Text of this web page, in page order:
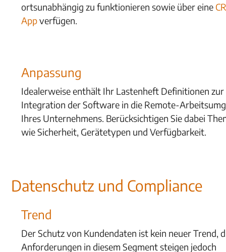
ortsunabhängig zu funktionieren sowie über eine
Appverfügen.
Anpassung
Idealerweise enthält Ihr Lastenheft Definitionen zur
Integration der Software in die Remote-
Ihres Unternehmens. Berücksichtigen Sie dabei
wie Sicherheit, Gerätetypen und Verfügbarkeit.
Datenschutz und Compliance
Trend
Der Schutz von Kundendaten ist kein neuer Trend,
Anforderungen in diesem Segment steigen jedoch